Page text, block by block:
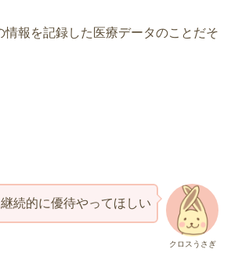
情報を記録した医療データのことだそ
クロスうさぎ
継続的に優待やってほしい